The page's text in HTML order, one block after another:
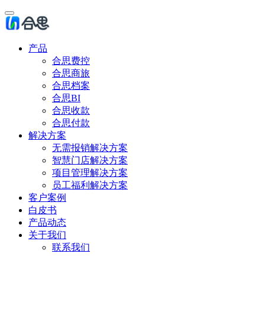
产品
合思费控
合思商旅
合思档案
合思BI
合思收款
合思付款
解决方案
无需报销解决方案
智慧门店解决方案
项目管理解决方案
员工福利解决方案
客户案例
白皮书
产品动态
关于我们
联系我们